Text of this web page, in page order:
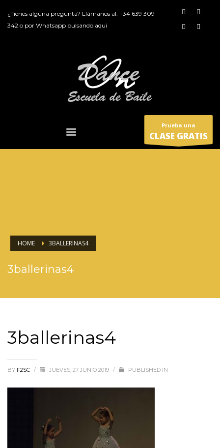
¿Tienes alguna pregunta? Llámanos al: +34 639 309
342 o por Whatsapp pulsando aquí
Prueba una
CLASE GRATIS
HOME 3BALLERINAS4
3ballerinas4
3ballerinas4
BY F2SC / JUEVES, 27 JUNIO 2019 / PUBLISHED IN